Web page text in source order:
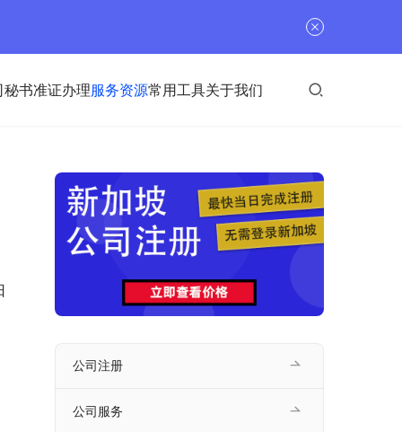
秘书准证办理服务资源常用工具关于我们
公司注册
公司服务